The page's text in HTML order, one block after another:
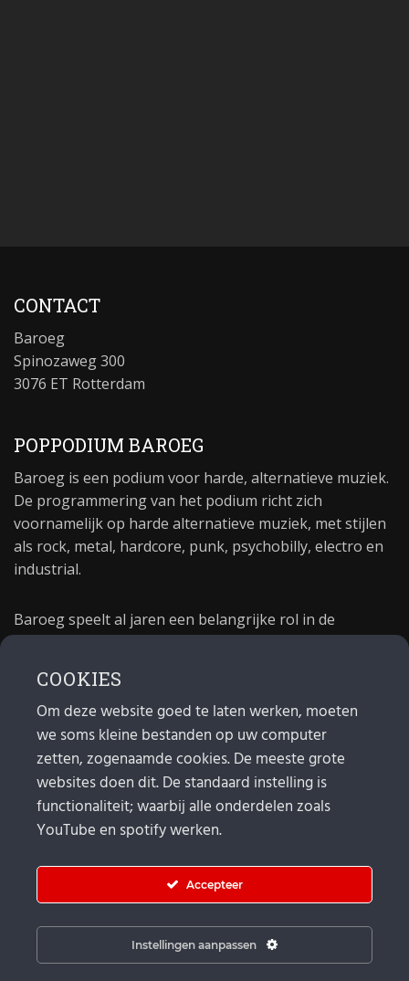
CONTACT
Baroeg
Spinozaweg 300
3076 ET Rotterdam
POPPODIUM BAROEG
Baroeg is een podium voor harde, alternatieve muziek.
De programmering van het podium richt zich
voornamelijk op harde alternatieve muziek, met stijlen
als rock, metal, hardcore, punk, psychobilly, electro en
industrial.
Baroeg speelt al jaren een belangrijke rol in de
poppodium 40 jaar.
MAIL
Algemeen: info@baroeg.nl
Bands & boeking: leon@baroeg.nl
Promotie & publiciteit: francis@baroeg.nl
COOKIES
Om deze website goed te laten werken, moeten
we soms kleine bestanden op uw computer
zetten, zogenaamde cookies. De meeste grote
websites doen dit. De standaard instelling is
functionaliteit; waarbij alle onderdelen zoals
YouTube en spotify werken.
Accepteer
Instellingen aanpassen